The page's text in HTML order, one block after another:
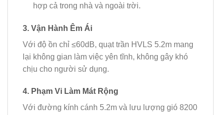
hợp cả trong nhà và ngoài trời.
3. Vận Hành Êm Ái
Với độ ồn chỉ ≤60dB, quạt trần HVLS 5.2m mang
lại không gian làm việc yên tĩnh, không gây khó
chịu cho người sử dụng.
4. Phạm Vi Làm Mát Rộng
Với đường kính cánh 5.2m và lưu lượng gió 8200